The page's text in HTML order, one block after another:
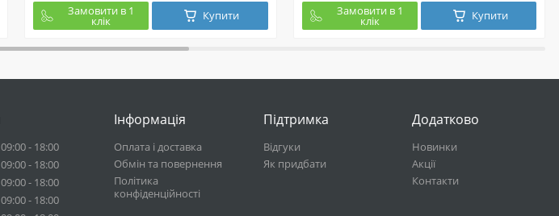
Замовити в 1
клік Купити Замовити в 1
клік Купити
09:00 - 18:00
09:00 - 18:00
09:00 - 18:00
09:00 - 18:00
Інформація
Оплата і доставка
Обмін та повернення
Політика
конфіденційності
Підтримка
Відгуки
Як придбати
Додатково
Новинки
Акції
Контакти